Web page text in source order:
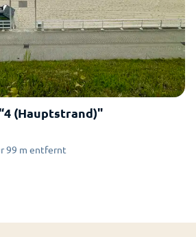
(Hauptstrand)"
99 m entfernt